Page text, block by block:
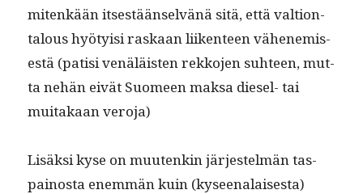
mitenkään itses­tään­selvänä sitä, että val­tion­
talous hyö­ty­isi raskaan liiken­teen vähen­e­mis­
es­tä (patisi venäläis­ten rekko­jen suh­teen, mut­
ta nehän eivät Suomeen mak­sa diesel- tai
muitakaan veroja)
Lisäk­si kyse on muutenkin jär­jestelmän tas­
pain­os­ta enem­män kuin (kyseenalais­es­ta)